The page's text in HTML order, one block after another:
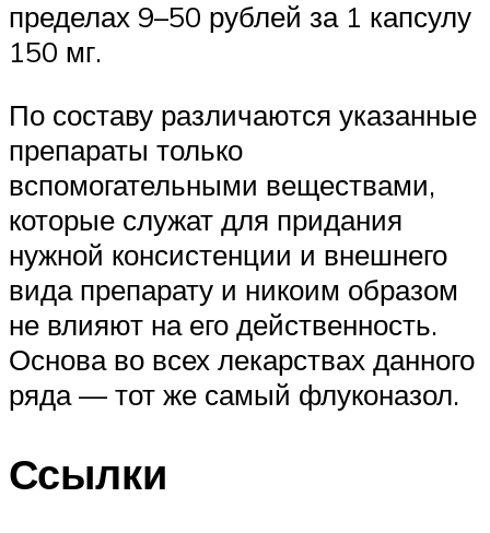
пределах 9–50 рублей за 1 капсулу
150 мг.
По составу различаются указанные
препараты только
вспомогательными веществами,
которые служат для придания
нужной консистенции и внешнего
вида препарату и никоим образом
не влияют на его действенность.
Основа во всех лекарствах данного
ряда — тот же самый флуконазол.
Ссылки